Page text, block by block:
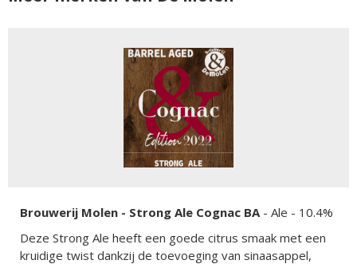
Brouwerij Molen - Strong Ale Cognac BA - Ale - 10.4%
Deze Strong Ale heeft een goede citrus smaak met een
kruidige twist dankzij de toevoeging van sinaasappel,